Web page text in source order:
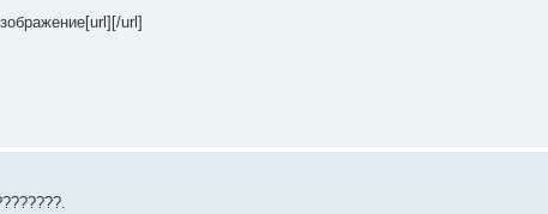
[url][/url]